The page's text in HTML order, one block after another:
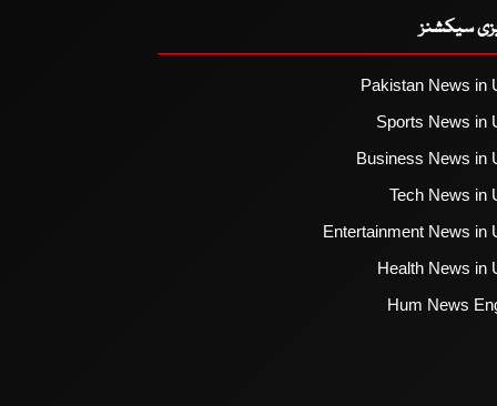
سیکشنز
Pakistan News in
Sports News in
Business News in
Tech News in
Entertainment News in
Health News in
Hum News